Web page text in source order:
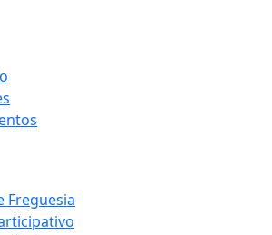
Freguesia